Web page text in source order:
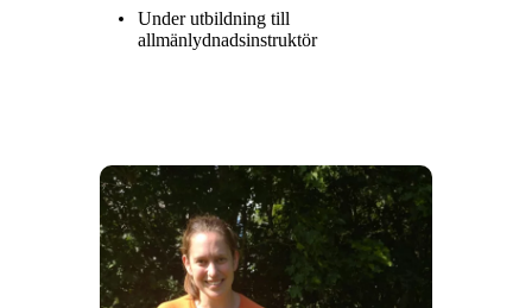
Under utbildning till
allmänlydnadsinstruktör